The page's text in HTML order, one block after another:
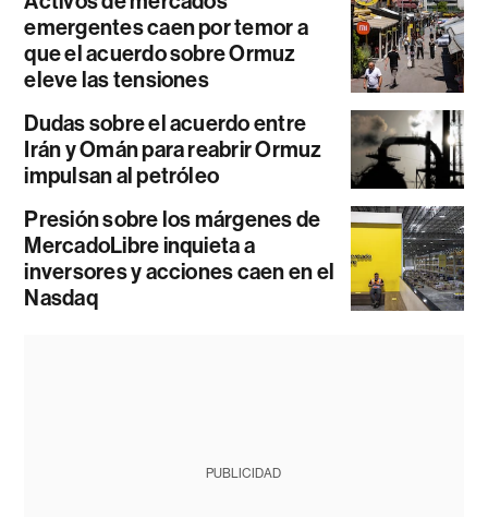
emergentes caen por temor a
que el acuerdo sobre Ormuz
eleve las tensiones
Dudas sobre el acuerdo entre
Irán y Omán para reabrir Ormuz
impulsan al petróleo
Presión sobre los márgenes de
MercadoLibre inquieta a
inversores y acciones caen en el
Nasdaq
PUBLICIDAD